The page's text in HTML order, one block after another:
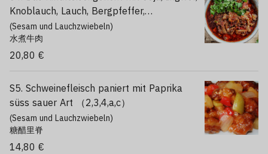
Knoblauch, Lauch, Bergpfeffer,
aromatisiert in Chilliöl （1,2,3,4,a,j,f）
(Sesam und Lauchzwiebeln)
水煮牛肉
20,80 €
S5. Schweinefleisch paniert mit Paprika
süss sauer Art （2,3,4,a,c）
(Sesam und Lauchzwiebeln)
糖醋里脊
14,80 €